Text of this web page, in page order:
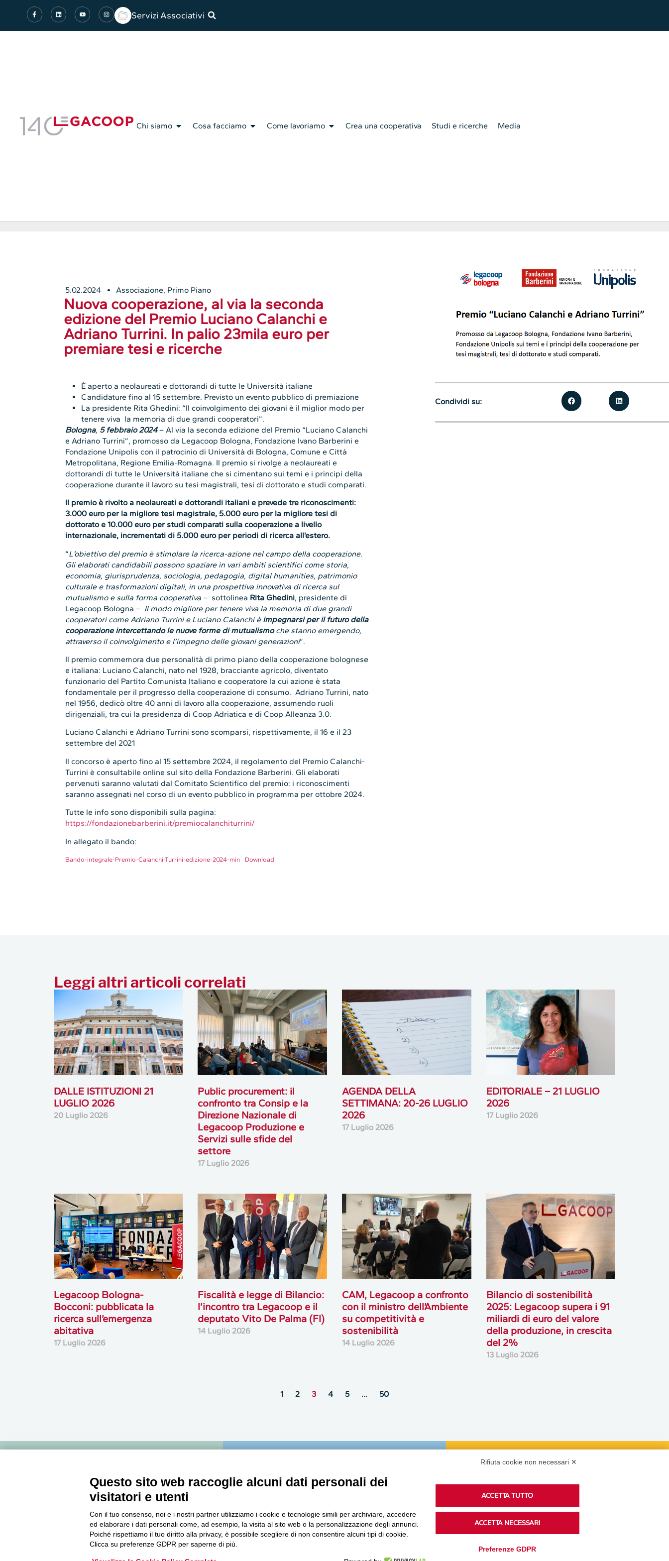
Servizi Associativi
Chi siamo Cosa facciamo Come lavoriamo Crea una cooperativa Studi e ricerche Media
5.02.2024 Associazione, Primo Piano
Nuova cooperazione, al via la seconda
edizione del Premio Luciano Calanchi e
Adriano Turrini. In palio 23mila euro per
premiare tesi e ricerche
È aperto a neolaureati e dottorandi di tutte le Università italiane
Candidature fino al 15 settembre. Previsto un evento pubblico di premiazione
La presidente Rita Ghedini: “Il coinvolgimento dei giovani è il miglior modo per
tenere viva la memoria di due grandi cooperatori”.
Bologna, 5 febbraio 2024– Al via la seconda edizione del Premio “Luciano Calanchi
e Adriano Turrini”, promosso da Legacoop Bologna, Fondazione Ivano Barberini e
Fondazione Unipolis con il patrocinio di Università di Bologna, Comune e Città
Metropolitana, Regione Emilia-Romagna. Il premio si rivolge a neolaureati e
dottorandi di tutte le Università italiane che si cimentano sui temi e i principi della
cooperazione durante il lavoro su tesi magistrali, tesi di dottorato e studi comparati.
Il premio è rivolto a neolaureati e dottorandi italiani e prevede tre riconoscimenti:
3.000 euro per la migliore tesi magistrale, 5.000 euro per la migliore tesi di
dottorato e 10.000 euro per studi comparati sulla cooperazione a livello
internazionale, incrementati di 5.000 euro per periodi di ricerca all’estero.
“L’obiettivo del premio è stimolare la ricerca-azione nel campo della cooperazione.
Gli elaborati candidabili possono spaziare in vari ambiti scientifici come storia,
economia, giurisprudenza, sociologia, pedagogia, digital humanities, patrimonio
culturale e trasformazioni digitali, in una prospettiva innovativa di ricerca sul
mutualismo e sulla forma cooperativa– sottolinea Rita Ghedini, presidente di
Legacoop Bologna – Il modo migliore per tenere viva la memoria di due grandi
cooperatori come Adriano Turrini e Luciano Calanchi è impegnarsi per il futuro della
cooperazione intercettando le nuove forme di mutualismoche stanno emergendo,
attraverso il coinvolgimento e l’impegno delle giovani generazioni”.
Il premio commemora due personalità di primo piano della cooperazione bolognese
e italiana: Luciano Calanchi, nato nel 1928, bracciante agricolo, diventato
funzionario del Partito Comunista Italiano e cooperatore la cui azione è stata
fondamentale per il progresso della cooperazione di consumo. Adriano Turrini, nato
nel 1956, dedicò oltre 40 anni di lavoro alla cooperazione, assumendo ruoli
dirigenziali, tra cui la presidenza di Coop Adriatica e di Coop Alleanza 3.0.
Luciano Calanchi e Adriano Turrini sono scomparsi, rispettivamente, il 16 e il 23
settembre del 2021
Il concorso è aperto fino al 15 settembre 2024, il regolamento del Premio Calanchi-
Turrini è consultabile online sul sito della Fondazione Barberini. Gli elaborati
pervenuti saranno valutati dal Comitato Scientifico del premio: i riconoscimenti
saranno assegnati nel corso di un evento pubblico in programma per ottobre 2024.
Tutte le info sono disponibili sulla pagina:
https://fondazionebarberini.it/premiocalanchiturrini/
In allegato il bando:
Bando-integrale-Premio-Calanchi-Turrini-edizione-2024-min Download
Condividi su:
Leggi altri articoli correlati
DALLE ISTITUZIONI 21
LUGLIO 2026
20 Luglio 2026
Public procurement: il
confronto tra Consip e la
Direzione Nazionale di
Legacoop Produzione e
Servizi sulle sfide del
settore
17 Luglio 2026
AGENDA DELLA
SETTIMANA: 20-26 LUGLIO
2026
17 Luglio 2026
EDITORIALE – 21 LUGLIO
2026
17 Luglio 2026
Legacoop Bologna-
Bocconi: pubblicata la
ricerca sull’emergenza
abitativa
17 Luglio 2026
Fiscalità e legge di Bilancio:
l’incontro tra Legacoop e il
deputato Vito De Palma (FI)
14 Luglio 2026
CAM, Legacoop a confronto
con il ministro dell’Ambiente
su competitività e
sostenibilità
14 Luglio 2026
Bilancio di sostenibilità
2025: Legacoop supera i 91
miliardi di euro del valore
della produzione, in crescita
del 2%
13 Luglio 2026
1 2 3 4 5 … 50
Newsletter
Accedi o iscriviti alla nostra Newsletter Legacoop
Informazioni per restare sempre aggiornati sul
mondo della cooperazione.
MultiMedia
Guarda i nostri video, storie e webinar.
su Spreaker.
Rifiuta cookie non necessari ✕
Questo sito web raccoglie alcuni dati personali dei
visitatori e utenti
Con il tuo consenso, noi e i nostri partner utilizziamo i cookie e tecnologie simili per archiviare, accedere
ed elaborare i dati personali come, ad esempio, la visita al sito web o la personalizzazione degli annunci.
Poiché rispettiamo il tuo diritto alla privacy, è possibile scegliere di non consentire alcuni tipi di cookie.
Clicca su preferenze GDPR per saperne di più.
ACCETTA TUTTO
ACCETTA NECESSARI
Preferenze GDPR